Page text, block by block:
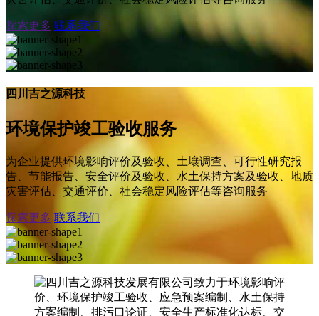
探索更多 联系我们
四川吉之源科技
环境保护竣工验收服务
为企业提供环境影响评价及验收、土壤调查、可行性研究报
告、节能报告、安全评价及验收、水土保持方案及验收、地质
灾害评估、交通评价、社会稳定风险评估等咨询服务
探索更多 联系我们